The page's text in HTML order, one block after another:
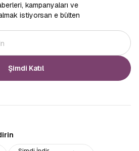
kampanyaları ve
istiyorsan e bülten
Şimdi Katıl